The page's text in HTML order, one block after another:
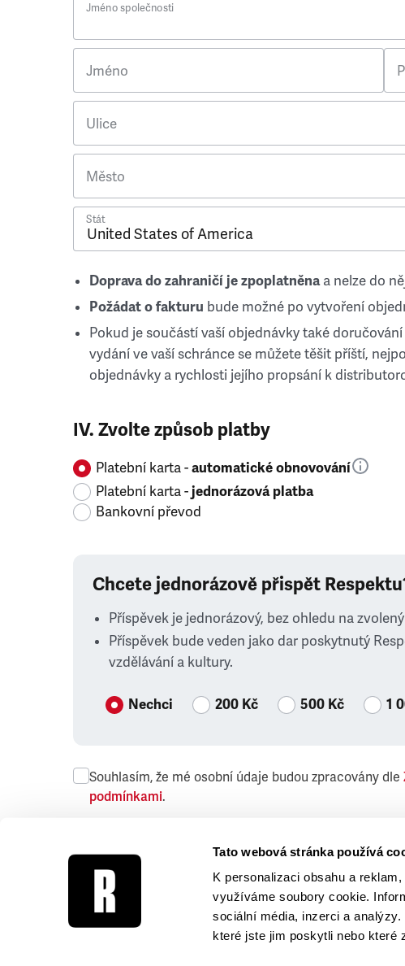
Tato webová stránka používá
K personalizaci obsahu a
využíváme soubory cookie.
sociální média, inzerci a
které jste jim poskytli nebo které
Jméno společnosti
Jméno
Ulice
Město
Stát
Doprava do zahraničí je zpoplatněnaa nelze do
Požádat o fakturu bude možné po vytvoření
Pokud je součástí vaší objednávky také
vydání ve vaší schránce se můžete těšit příští,
objednávky a rychlosti jejího propsání k
IV. Zvolte způsob platby
Platební karta -automatické obnovování
Platební karta -jednorázová platba
Bankovní převod
Chcete jednorázově přispět
Příspěvek je jednorázový, bez ohledu na
Příspěvek bude veden jako dar poskytnutý
vzdělávání a kultury.
Nechci 200 Kč 500 Kč 1
Souhlasím, že mé osobní údaje budou zpracovány dle
podmínkami.